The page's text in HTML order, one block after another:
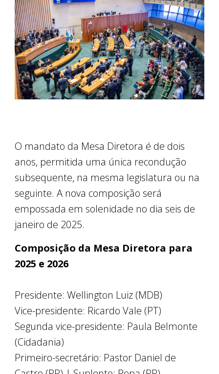
O mandato da Mesa Diretora é de dois
anos, permitida uma única recondução
subsequente, na mesma legislatura ou na
seguinte. A nova composição será
empossada em solenidade no dia seis de
janeiro de 2025.
Composição da Mesa Diretora para
2025 e 2026
Presidente: Wellington Luiz (MDB)
Vice-presidente: Ricardo Vale (PT)
Segunda vice-presidente: Paula Belmonte
(Cidadania)
Primeiro-secretário: Pastor Daniel de